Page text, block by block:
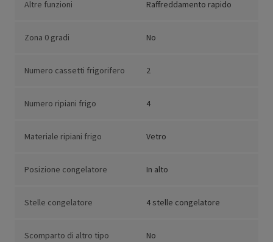
Altre funzioni Raffreddamento rapido
Zona 0 gradi No
Numero cassetti frigorifero 2
Numero ripiani frigo 4
Materiale ripiani frigo Vetro
Posizione congelatore In alto
Stelle congelatore 4 stelle congelatore
Scomparto di altro tipo No